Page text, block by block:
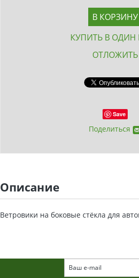
В КОРЗИНУ
КУПИТЬ В ОДИН
ОТЛОЖИТЬ
Save
Поделиться
Описание
Ветровики на боковые стёкла для